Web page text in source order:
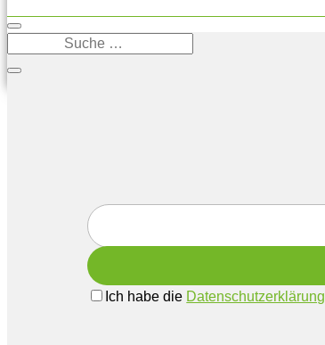
Ich habe die Datenschutzerklärung